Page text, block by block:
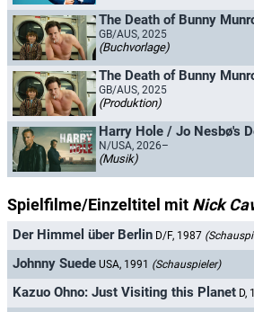
The Death of Bunny
GB/AUS, 2025
(Buchvorlage)
The Death of Bunny
GB/AUS, 2025
(Produktion)
Harry Hole / Jo Nesbø's
N/USA, 2026–
(Musik)
Spielfilme/Einzeltitel mit Nick
Der Himmel über Berlin D/F, 1987
Johnny Suede USA, 1991 (Schauspieler)
Kazuo Ohno: Just Visiting this Planet D,